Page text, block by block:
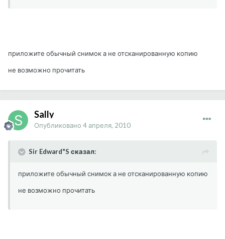
приложите обычный снимок а не отсканированную копию
не возможно прочитать
Sally
Опубликовано 4 апреля, 2010
Sir Edward"S сказал:
приложите обычный снимок а не отсканированную копию
не возможно прочитать